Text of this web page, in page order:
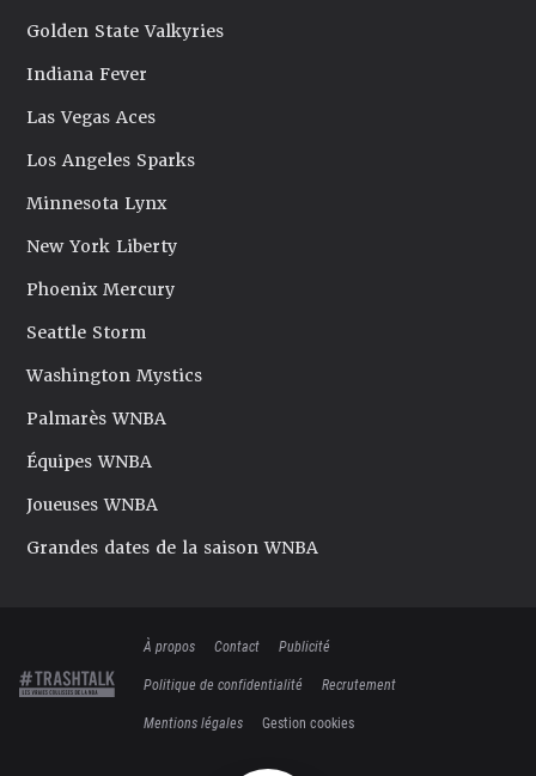
Golden State Valkyries
Indiana Fever
Las Vegas Aces
Los Angeles Sparks
Minnesota Lynx
New York Liberty
Phoenix Mercury
Seattle Storm
Washington Mystics
Palmarès WNBA
Équipes WNBA
Joueuses WNBA
Grandes dates de la saison WNBA
À propos Contact
Publicité
Politique de confidentialité
Recrutement
Mentions légales
Gestion cookies